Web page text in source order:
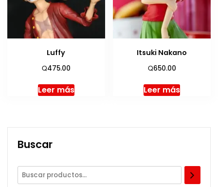
Luffy
Q475.00
Leer más
Itsuki Nakano
Q650.00
Leer más
Buscar